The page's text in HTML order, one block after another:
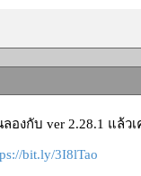
องกับ ver 2.28.1 แล้ว
bit.ly/3I8lTao